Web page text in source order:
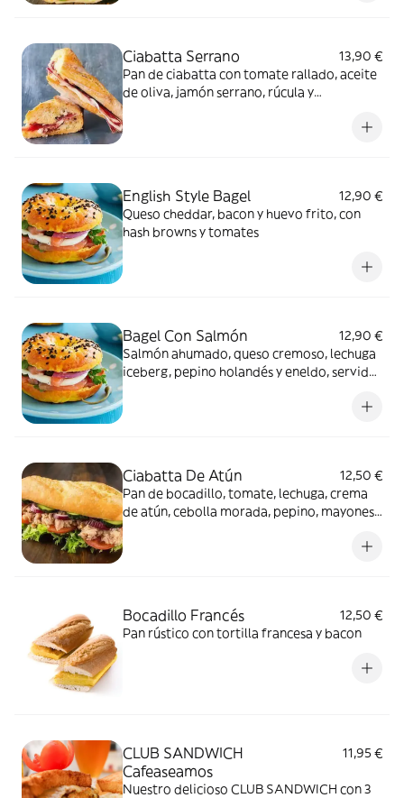
Ciabatta Serrano
13,90 €
Pan de ciabatta con tomate rallado, aceite
de oliva, jamón serrano, rúcula y
English Style Bagel
12,90 €
Queso cheddar, bacon y huevo frito, con
hash browns y tomates
Bagel Con Salmón
12,90 €
Salmón ahumado, queso cremoso, lechuga
iceberg, pepino holandés y eneldo, servido
Ciabatta De Atún
12,50 €
Pan de bocadillo, tomate, lechuga, crema
de atún, cebolla morada, pepino, mayonesa
Bocadillo Francés
12,50 €
Pan rústico con tortilla francesa y bacon
CLUB SANDWICH
Cafeaseamos
11,95 €
Nuestro delicioso CLUB SANDWICH con 3